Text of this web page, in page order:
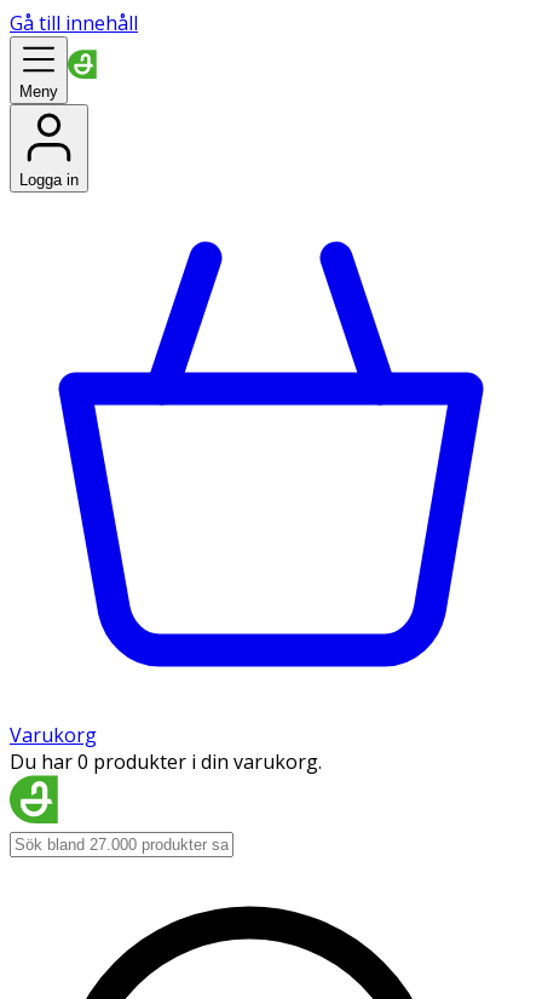
Gå till innehåll
Meny
Logga in
Varukorg
Du har 0 produkter i din varukorg.